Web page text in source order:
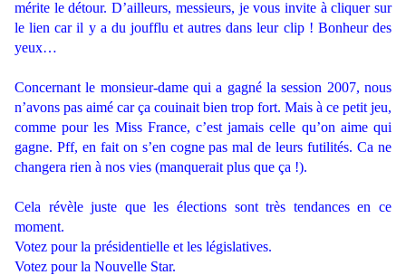
mérite le détour. D’ailleurs, messieurs, je vous invite à cliquer sur
le lien car il y a du joufflu et autres dans leur clip ! Bonheur des
yeux…
Concernant le monsieur-dame qui a gagné la session 2007, nous
n’avons pas aimé car ça couinait bien trop fort. Mais à ce petit jeu,
comme pour les Miss France, c’est jamais celle qu’on aime qui
gagne. Pff, en fait on s’en cogne pas mal de leurs futilités. Ca ne
changera rien à nos vies (manquerait plus que ça !).
Cela révèle juste que les élections sont très tendances en ce
moment.
Votez pour la présidentielle et les législatives.
Votez pour la Nouvelle Star.